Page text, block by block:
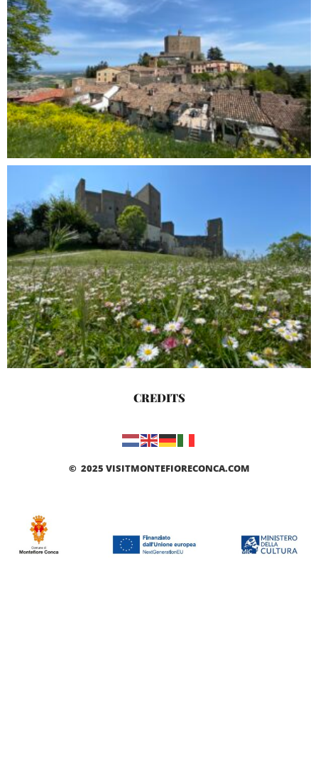
CREDITS
© 2025 VISITMONTEFIORECONCA.COM